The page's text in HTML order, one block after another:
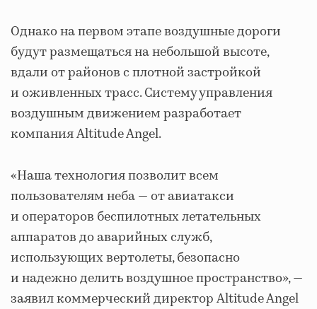
Однако на первом этапе воздушные дороги
будут размещаться на небольшой высоте,
вдали от районов с плотной застройкой
и оживленных трасс. Систему управления
воздушным движением разработает
компания Altitude Angel.
«Наша технология позволит всем
пользователям неба ― от авиатакси
и операторов беспилотных летательных
аппаратов до аварийных служб,
использующих вертолеты, безопасно
и надежно делить воздушное пространство», ―
заявил коммерческий директор Altitude Angel